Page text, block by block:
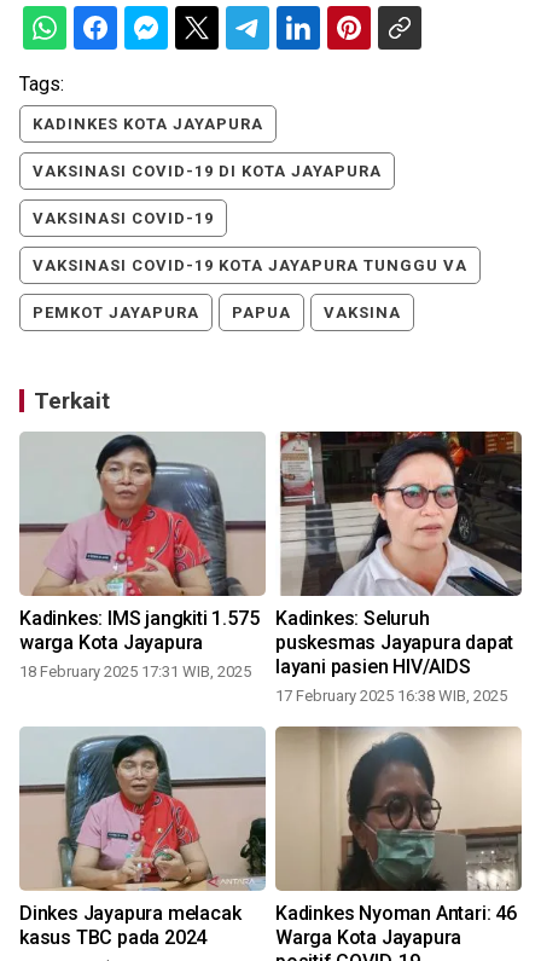
Tags:
KADINKES KOTA JAYAPURA
VAKSINASI COVID-19 DI KOTA JAYAPURA
VAKSINASI COVID-19
VAKSINASI COVID-19 KOTA JAYAPURA TUNGGU VA
PEMKOT JAYAPURA PAPUA VAKSINA
Terkait
Kadinkes: IMS jangkiti 1.575
warga Kota Jayapura
18 February 2025 17:31 WIB, 2025
Kadinkes: Seluruh
puskesmas Jayapura dapat
layani pasien HIV/AIDS
17 February 2025 16:38 WIB, 2025
Dinkes Jayapura melacak
kasus TBC pada 2024
Kadinkes Nyoman Antari: 46
Warga Kota Jayapura